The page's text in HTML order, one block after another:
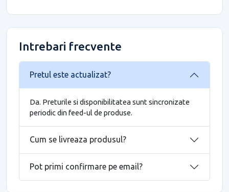
Intrebari frecvente
Pretul este actualizat?
Da. Preturile si disponibilitatea sunt sincronizate
periodic din feed-ul de produse.
Cum se livreaza produsul?
Pot primi confirmare pe email?